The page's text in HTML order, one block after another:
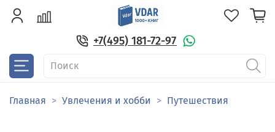
+7(495) 181-72-97
Главная Увлечения и хобби Путешествия